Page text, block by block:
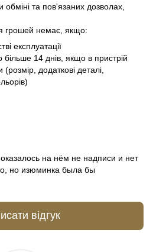
та пов'язаних дозволах,
грошей немає, якщо:
експлуатації
14 днів , якщо в пристрій
(розмір, додаткові деталі,
на нём не надписи и нет
но изюминка была бы
відгук